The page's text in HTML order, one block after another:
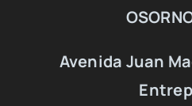
Avenida Juan